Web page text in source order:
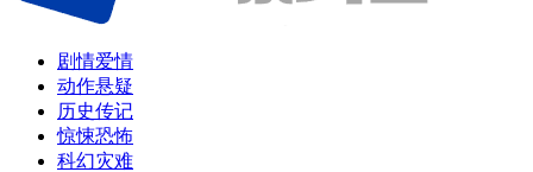
剧情爱情
动作悬疑
历史传记
惊悚恐怖
科幻灾难